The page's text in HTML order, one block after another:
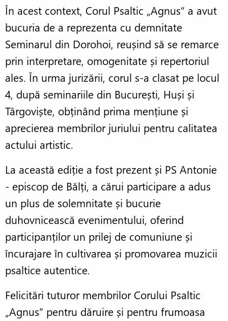
În acest context, Corul Psaltic „Agnus” a avut
bucuria de a reprezenta cu demnitate
Seminarul din Dorohoi, reușind să se remarce
prin interpretare, omogenitate și repertoriul
ales. În urma jurizării, corul s-a clasat pe locul
4, după seminariile din București, Huși și
Târgoviște, obținând prima mențiune și
aprecierea membrilor juriului pentru calitatea
actului artistic.
La această ediție a fost prezent și PS Antonie
- episcop de Bălți, a cărui participare a adus
un plus de solemnitate și bucurie
duhovnicească evenimentului, oferind
participanților un prilej de comuniune și
încurajare în cultivarea și promovarea muzicii
psaltice autentice.
Felicitări tuturor membrilor Corului Psaltic
„Agnus” pentru dăruire și pentru frumoasa